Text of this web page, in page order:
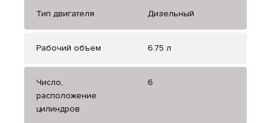
Тип двигателя Дизельный
Рабочий объем 6.75 л
Число,
расположение
цилиндров
6